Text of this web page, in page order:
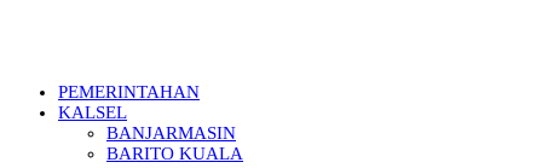
PEMERINTAHAN
KALSEL
BANJARMASIN
BARITO KUALA